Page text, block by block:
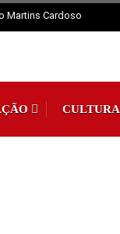
Martins Cardoso
CULTURA